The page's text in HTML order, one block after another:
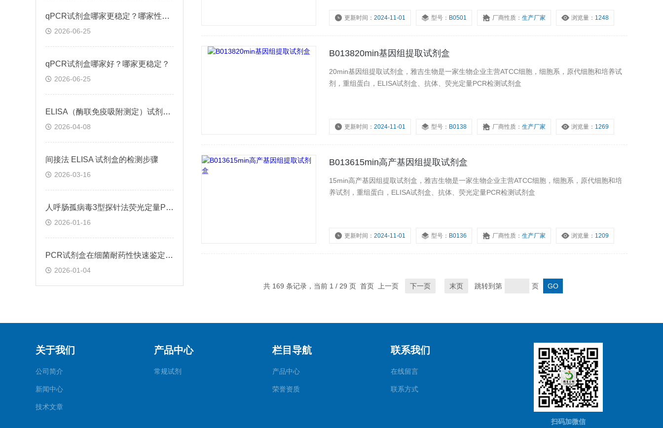
qPCR试剂盒哪家更稳定？哪家性价比高？
2026-06-25
qPCR试剂盒哪家好？哪家更稳定？
2026-06-25
ELISA（酶联免疫吸附测定）试剂盒原理类型检测方法
2026-04-08
间接法 ELISA 试剂盒的检测步骤
2026-03-16
人呼肠孤病毒3型探针法荧光定量PCR试剂盒应用
2026-01-16
PCR试剂盒在细菌耐药性快速鉴定中的关键作用
2026-01-04
更新时间：2024-11-01 型号： B0501 厂商性质：生产厂家 浏览量： 1248
B013820min基因组提取试剂盒
20min基因组提取试剂盒，雅吉生物是一家生物企业主营ATCC细胞，细胞系，原代细胞和培养试
剂，重组蛋白，ELISA试剂盒、抗体、荧光定量PCR检测试剂盒
更新时间：2024-11-01 型号： B0138 厂商性质：生产厂家 浏览量： 1269
B013615min高产基因组提取试剂盒
15min高产基因组提取试剂盒，雅吉生物是一家生物企业主营ATCC细胞，细胞系，原代细胞和培
养试剂，重组蛋白，ELISA试剂盒、抗体、荧光定量PCR检测试剂盒
更新时间：2024-11-01 型号： B0136 厂商性质：生产厂家 浏览量： 1209
共 169 条记录，当前 1 / 29 页 首页 上一页 下一页 末页 跳转到第 页
关于我们
公司简介
新闻中心
技术文章
产品中心
常规试剂
栏目导航
产品中心
荣誉资质
联系我们
在线留言
联系方式
扫码加微信